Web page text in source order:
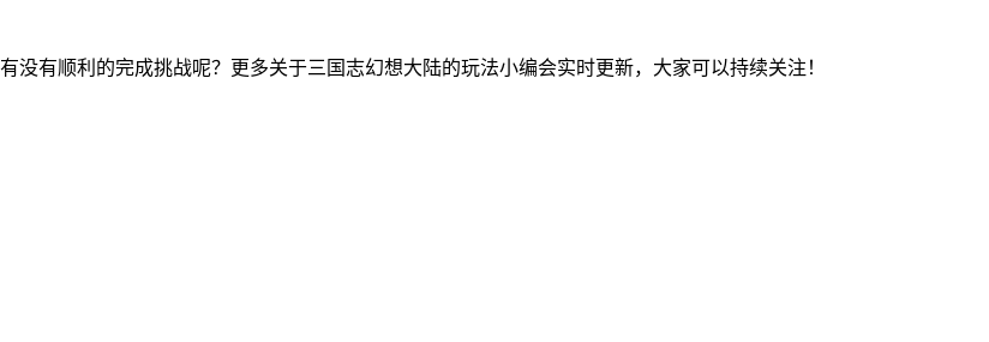
有顺利的完成挑战呢？更多关于三国志幻想大陆的玩法小编会实时更新，大家可以持续关注！